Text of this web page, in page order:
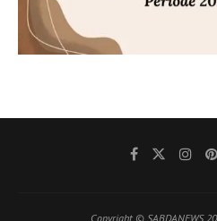
Copyright © SABDANEWS